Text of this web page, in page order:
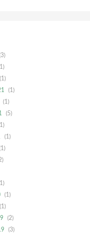
(1)
(1)
(1)
(5)
(1)
(1)
(1)
(2)
(3)